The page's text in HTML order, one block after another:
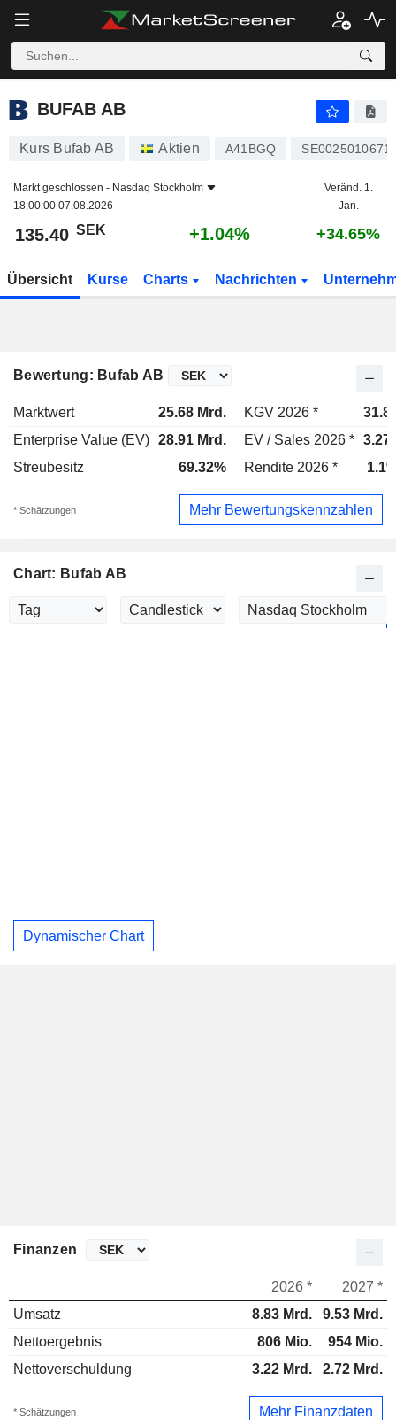
BUFAB AB
BUFAB AB
Kurs Bufab AB Aktien A41BGQ SE0025010671
Markt geschlossen - Nasdaq Stockholm
18:00:00 07.08.2026
Veränd. 1.
Jan.
135.40 SEK +1.04% +34.65%
Übersicht Kurse Charts Nachrichten
Bewertung: Bufab AB
Marktwert 25.68 Mrd. KGV 2026 *
Enterprise Value (EV) 28.91 Mrd. EV / Sales 2026 *
Streubesitz
69.32% Rendite 2026 *
* Schätzungen Mehr Bewertungskennzahlen
Chart: Bufab AB
Dynamischer Chart
Finanzen
2026 *
2027 *
Umsatz
8.83 Mrd.
9.53 Mrd.
Nettoergebnis
806 Mio.
954 Mio.
Nettoverschuldung
3.22 Mrd. 2.72 Mrd.
* Schätzungen Mehr Finanzdaten